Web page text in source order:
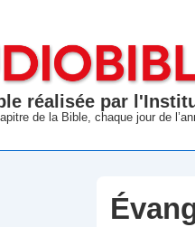
réalisée par
de la Bible, chaque jour de